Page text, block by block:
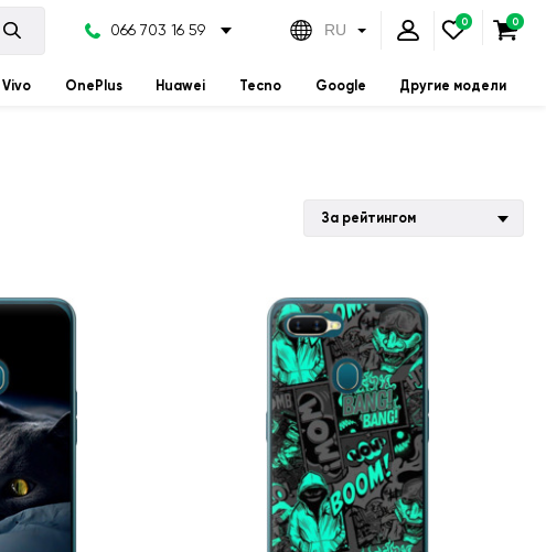
066 703 16 59 RU
Vivo OnePlus Huawei Tecno Google Другие модели
За рейтингом